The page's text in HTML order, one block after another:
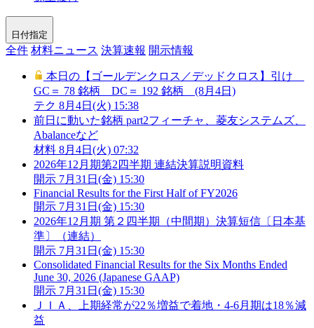
日付指定
全件 材料ニュース 決算速報 開示情報
本日の【ゴールデンクロス／デッドクロス】引け
GC＝ 78 銘柄 DC＝ 192 銘柄 (8月4日)
テク 8月4日(火) 15:38
前日に動いた銘柄 part2フィーチャ、菱友システムズ、
Abalanceなど
材料 8月4日(火) 07:32
2026年12月期第2四半期 連結決算説明資料
開示 7月31日(金) 15:30
Financial Results for the First Half of FY2026
開示 7月31日(金) 15:30
2026年12月期 第２四半期（中間期）決算短信〔日本基
準〕（連結）
開示 7月31日(金) 15:30
Consolidated Financial Results for the Six Months Ended
June 30, 2026 (Japanese GAAP)
開示 7月31日(金) 15:30
ＪＩＡ、上期経常が22％増益で着地・4-6月期は18％減
益